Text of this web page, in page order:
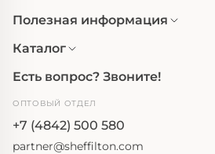
Полезная информация
Каталог
Есть вопрос? Звоните!
ОПТОВЫЙ ОТДЕЛ
+7 (4842) 500 580
partner@sheffilton.com